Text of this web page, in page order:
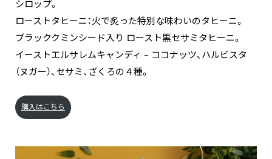
シロップ。
ローストタヒーニ：火で炙った特別な味わいのタヒーニ。
ブラッククミンシード入り ロースト黒セサミタヒーニ。
イーストエルサレムキャンディ – ココナッツ、ハルビスタ
（ヌガー）、セサミ、ざくろの４種。
購入はこちら